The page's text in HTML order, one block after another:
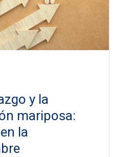
y la
mariposa:
la